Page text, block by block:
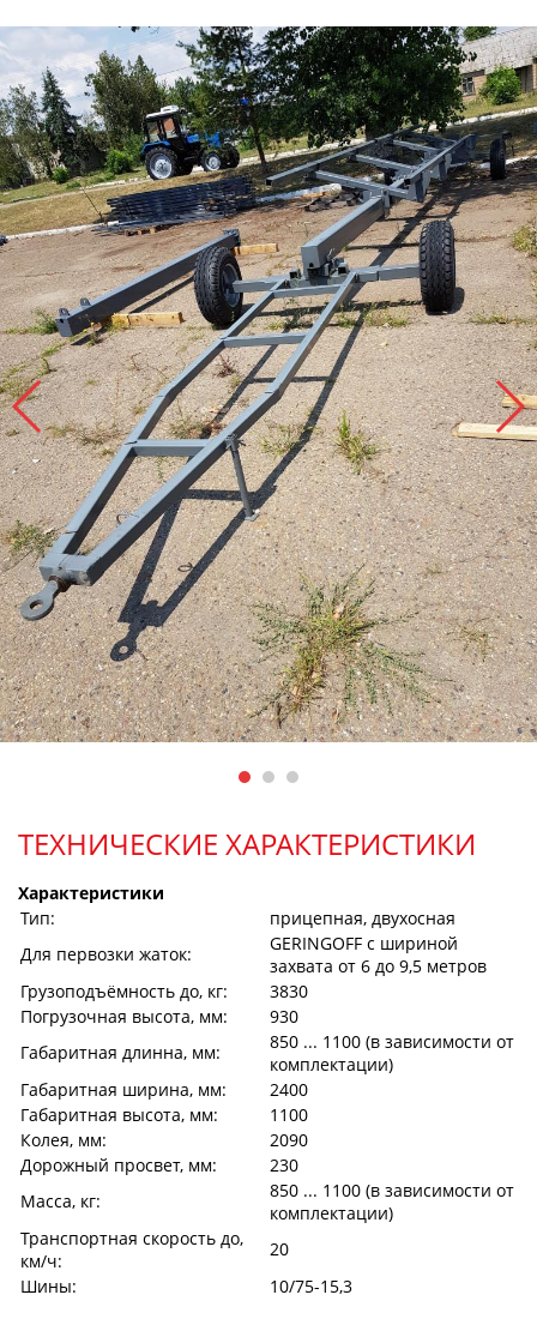
ТЕХНИЧЕСКИЕ ХАРАКТЕРИСТИКИ
Характеристики
Тип:
прицепная, двухосная
Для первозки жаток:
GERINGOFF с шириной
захвата от 6 до 9,5 метров
Грузоподъёмность до, кг:
3830
Погрузочная высота, мм:
930
Габаритная длинна, мм:
850 ... 1100 (в зависимости от
комплектации)
Габаритная ширина, мм:
2400
Габаритная высота, мм:
1100
Колея, мм:
2090
Дорожный просвет, мм:
230
Масса, кг:
850 ... 1100 (в зависимости от
комплектации)
Транспортная скорость до,
км/ч:
20
Шины:
10/75-15,3